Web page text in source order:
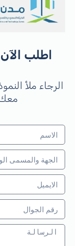
اطلب
الرجاء ملأ